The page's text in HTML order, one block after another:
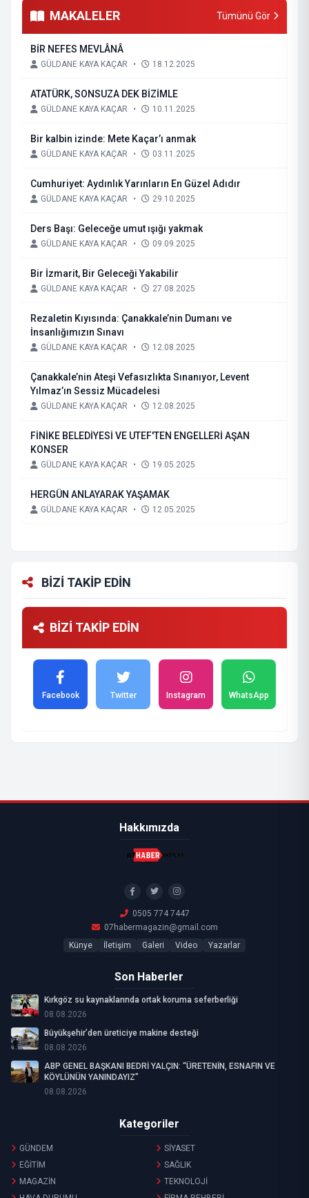
MAKALELER Tümünü Gör
BİR NEFES MEVLÂNÂ
GÜLDANE KAYA KAÇAR • 18.12.2025
ATATÜRK, SONSUZA DEK BİZİMLE
GÜLDANE KAYA KAÇAR • 10.11.2025
Bir kalbin izinde: Mete Kaçar’ı anmak
GÜLDANE KAYA KAÇAR • 03.11.2025
Cumhuriyet: Aydınlık Yarınların En Güzel Adıdır
GÜLDANE KAYA KAÇAR • 29.10.2025
Ders Başı: Geleceğe umut ışığı yakmak
GÜLDANE KAYA KAÇAR • 09.09.2025
Bir İzmarit, Bir Geleceği Yakabilir
GÜLDANE KAYA KAÇAR • 27.08.2025
Rezaletin Kıyısında: Çanakkale’nin Dumanı ve
İnsanlığımızın Sınavı
GÜLDANE KAYA KAÇAR • 12.08.2025
Çanakkale’nin Ateşi Vefasızlıkta Sınanıyor, Levent
Yılmaz’ın Sessiz Mücadelesi
GÜLDANE KAYA KAÇAR • 12.08.2025
FİNİKE BELEDİYESİ VE UTEF'TEN ENGELLERİ AŞAN
KONSER
GÜLDANE KAYA KAÇAR • 19.05.2025
HERGÜN ANLAYARAK YAŞAMAK
GÜLDANE KAYA KAÇAR • 12.05.2025
BİZİ TAKİP EDİN
BİZİ TAKİP EDİN
Facebook Twitter Instagram WhatsApp
Hakkımızda
0505 774 7447
07habermagazin@gmail.com
Künye
İletişim Galeri Video Yazarlar
Son Haberler
Kırkgöz su kaynaklarında ortak koruma seferberliği
08.08.2026
Büyükşehir’den üreticiye makine desteği
08.08.2026
ABP GENEL BAŞKANI BEDRİ YALÇIN: “ÜRETENİN, ESNAFIN VE
KÖYLÜNÜN YANINDAYIZ”
08.08.2026
Kategoriler
GÜNDEM
SİYASET
EĞİTİM
SAĞLIK
MAGAZİN
TEKNOLOJİ